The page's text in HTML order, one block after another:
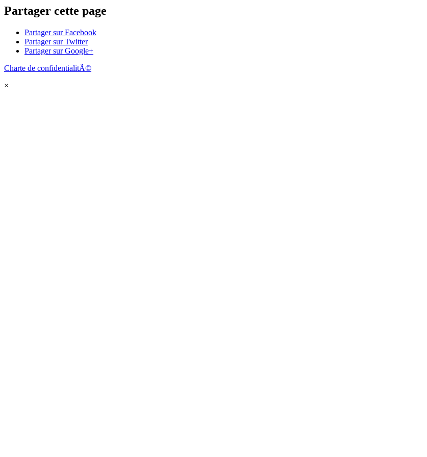
Partager cette page
Partager sur Facebook
Partager sur Twitter
Partager sur Google+
Charte de confidentialitÃ©
×